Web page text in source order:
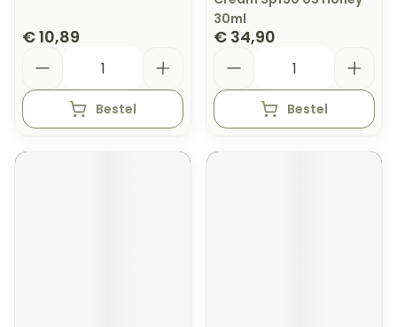
€ 10,89
Bestel
30ml
€ 34,90
Bestel